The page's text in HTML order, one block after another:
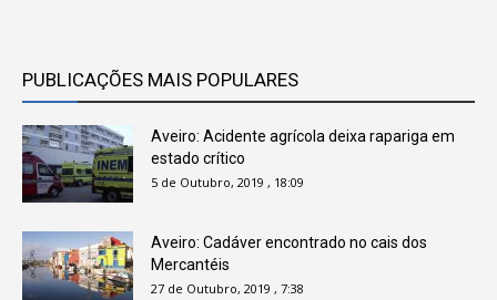
PUBLICAÇÕES MAIS POPULARES
Aveiro: Acidente agrícola deixa rapariga em
estado crítico
5 de Outubro, 2019 , 18:09
Aveiro: Cadáver encontrado no cais dos
Mercantéis
27 de Outubro, 2019 , 7:38